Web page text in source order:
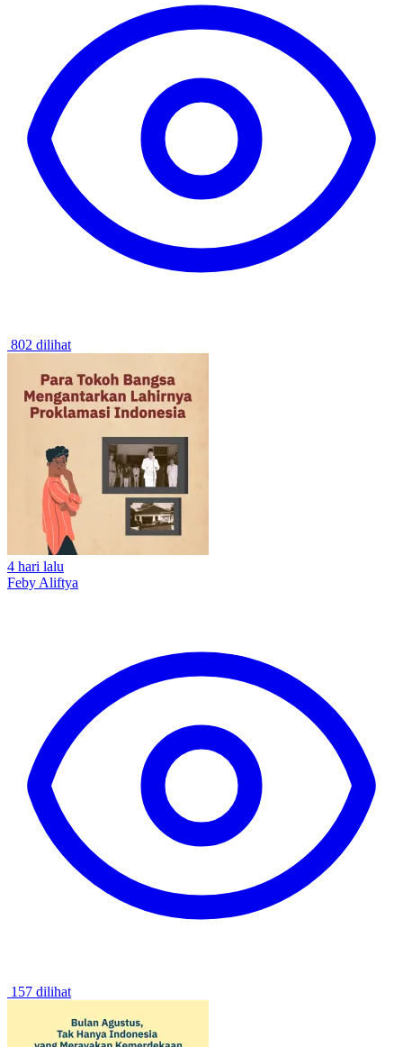
802 dilihat
4 hari lalu
Feby Aliftya
157 dilihat